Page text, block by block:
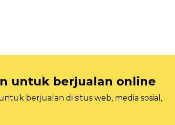
untuk berjualan online
berjualan di situs web, media sosial,